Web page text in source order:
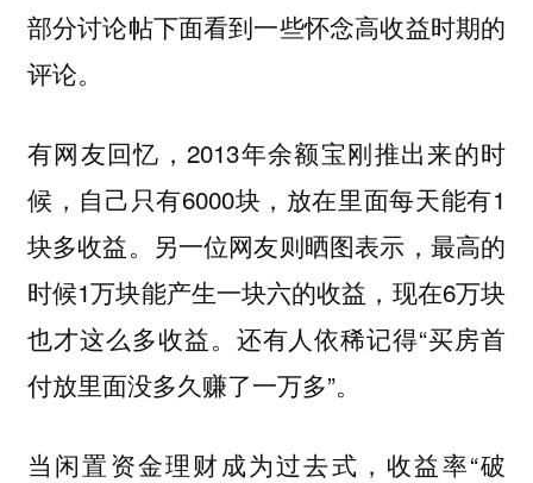
部分讨论帖下面看到一些怀念高收益时期的
评论。
有网友回忆，2013年余额宝刚推出来的时
候，自己只有6000块，放在里面每天能有1
块多收益。另一位网友则晒图表示，最高的
时候1万块能产生一块六的收益，现在6万块
也才这么多收益。还有人依稀记得“买房首
付放里面没多久赚了一万多”。
当闲置资金理财成为过去式，收益率“破